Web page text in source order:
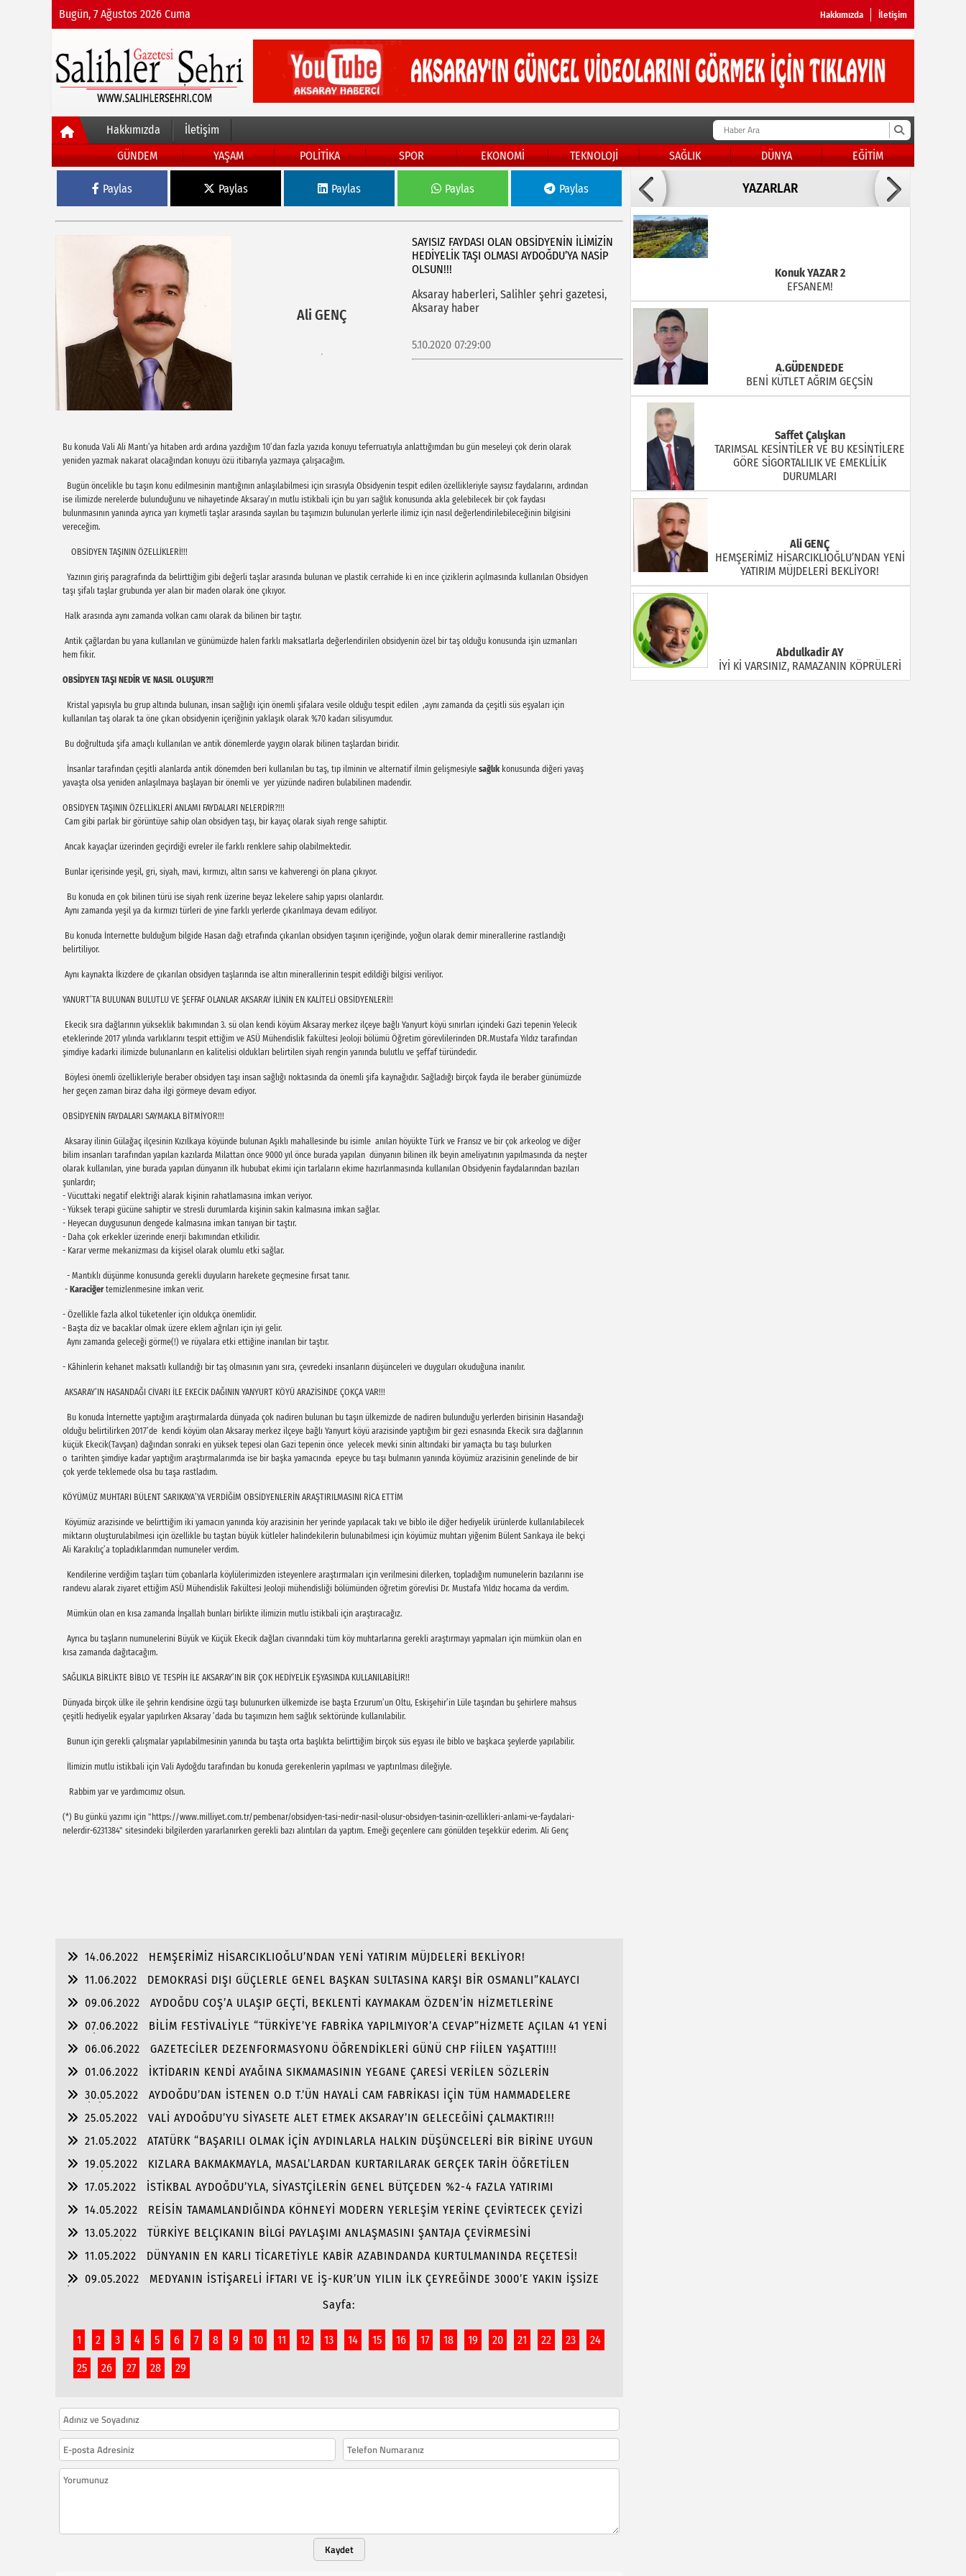
Bugün, 7 Ağustos 2026 Cuma Hakkımızda İletişim
Hakkımızda
İletişim
GÜNDEM
YAŞAM POLİTİKA SPOR EKONOMİ TEKNOLOJİ SAĞLIK DÜNYA EĞİTİM
Paylas Paylas Paylas Paylas Paylas
Ali GENÇ
SAYISIZ FAYDASI OLAN OBSİDYENİN İLİMİZİN
HEDİYELİK TAŞI OLMASI AYDOĞDU’YA NASİP
OLSUN!!!
Aksaray haberleri, Salihler şehri gazetesi,
Aksaray haber
5.10.2020 07:29:00
Bu konuda Vali Ali Mantı’ya hitaben ardı ardına yazdığım 10’dan fazla yazıda konuyu teferruatıyla anlattığımdan bu gün meseleyi çok derin olarak
yeniden yazmak nakarat olacağından konuyu özü itibarıyla yazmaya çalışacağım.
Bugün öncelikle bu taşın konu edilmesinin mantığının anlaşılabilmesi için sırasıyla Obsidyenin tespit edilen özellikleriyle sayısız faydalarını, ardından
ise ilimizde nerelerde bulunduğunu ve nihayetinde Aksaray’ın mutlu istikbali için bu yarı sağlık konusunda akla gelebilecek bir çok faydası
bulunmasının yanında ayrıca yarı kıymetli taşlar arasında sayılan bu taşımızın bulunulan yerlerle ilimiz için nasıl değerlendirilebileceğinin bilgisini
vereceğim.
OBSİDYEN TAŞININ ÖZELLİKLERİ!!!
Yazının giriş paragrafında da belirttiğim gibi değerli taşlar arasında bulunan ve plastik cerrahide ki en ince çiziklerin açılmasında kullanılan Obsidyen
taşı şifalı taşlar grubunda yer alan bir maden olarak öne çıkıyor.
Halk arasında aynı zamanda volkan camı olarak da bilinen bir taştır.
Antik çağlardan bu yana kullanılan ve günümüzde halen farklı maksatlarla değerlendirilen obsidyenin özel bir taş olduğu konusunda işin uzmanları
hem fikir.
OBSİDYEN TAŞI NEDİR VE NASIL OLUŞUR?!!
Kristal yapısıyla bu grup altında bulunan, insan sağlığı için önemli şifalara vesile olduğu tespit edilen ,aynı zamanda da çeşitli süs eşyaları için
kullanılan taş olarak ta öne çıkan obsidyenin içeriğinin yaklaşık olarak %70 kadarı silisyumdur.
Bu doğrultuda şifa amaçlı kullanılan ve antik dönemlerde yaygın olarak bilinen taşlardan biridir.
İnsanlar tarafından çeşitli alanlarda antik dönemden beri kullanılan bu taş, tıp ilminin ve alternatif ilmin gelişmesiyle sağlık konusunda diğeri yavaş
yavaşta olsa yeniden anlaşılmaya başlayan bir önemli ve yer yüzünde nadiren bulabilinen madendir.
OBSİDYEN TAŞININ ÖZELLİKLERİ ANLAMI FAYDALARI NELERDİR?!!!
Cam gibi parlak bir görüntüye sahip olan obsidyen taşı, bir kayaç olarak siyah renge sahiptir.
Ancak kayaçlar üzerinden geçirdiği evreler ile farklı renklere sahip olabilmektedir.
Bunlar içerisinde yeşil, gri, siyah, mavi, kırmızı, altın sarısı ve kahverengi ön plana çıkıyor.
Bu konuda en çok bilinen türü ise siyah renk üzerine beyaz lekelere sahip yapısı olanlardır.
Aynı zamanda yeşil ya da kırmızı türleri de yine farklı yerlerde çıkarılmaya devam ediliyor.
Bu konuda İnternette bulduğum bilgide Hasan dağı etrafında çıkarılan obsidyen taşının içeriğinde, yoğun olarak demir minerallerine rastlandığı
belirtiliyor.
Aynı kaynakta İkizdere de çıkarılan obsidyen taşlarında ise altın minerallerinin tespit edildiği bilgisi veriliyor.
YANURT’TA BULUNAN BULUTLU VE ŞEFFAF OLANLAR AKSARAY İLİNİN EN KALİTELİ OBSİDYENLERİ!!
Ekecik sıra dağlarının yükseklik bakımından 3. sü olan kendi köyüm Aksaray merkez ilçeye bağlı Yanyurt köyü sınırları içindeki Gazi tepenin Yelecik
eteklerinde 2017 yılında varlıklarını tespit ettiğim ve ASÜ Mühendislik fakültesi Jeoloji bölümü Öğretim görevlilerinden DR.Mustafa Yıldız tarafından
şimdiye kadarki ilimizde bulunanların en kalitelisi oldukları belirtilen siyah rengin yanında bulutlu ve şeffaf türündedir.
Böylesi önemli özellikleriyle beraber obsidyen taşı insan sağlığı noktasında da önemli şifa kaynağıdır. Sağladığı birçok fayda ile beraber günümüzde
her geçen zaman biraz daha ilgi görmeye devam ediyor.
OBSİDYENİN FAYDALARI SAYMAKLA BİTMİYOR!!!
Aksaray ilinin Gülağaç ilçesinin Kızılkaya köyünde bulunan Aşıklı mahallesinde bu isimle anılan höyükte Türk ve Fransız ve bir çok arkeolog ve diğer
bilim insanları tarafından yapılan kazılarda Milattan önce 9000 yıl önce burada yapılan dünyanın bilinen ilk beyin ameliyatının yapılmasında da neşter
olarak kullanılan, yine burada yapılan dünyanın ilk hububat ekimi için tarlaların ekime hazırlanmasında kullanılan Obsidyenin faydalarından bazıları
şunlardır;
- Vücuttaki negatif elektriği alarak kişinin rahatlamasına imkan veriyor.
- Yüksek terapi gücüne sahiptir ve stresli durumlarda kişinin sakin kalmasına imkan sağlar.
- Heyecan duygusunun dengede kalmasına imkan tanıyan bir taştır.
- Daha çok erkekler üzerinde enerji bakımından etkilidir.
- Karar verme mekanizması da kişisel olarak olumlu etki sağlar.
- Mantıklı düşünme konusunda gerekli duyuların harekete geçmesine fırsat tanır.
- Karaciğertemizlenmesine imkan verir.
- Özellikle fazla alkol tüketenler için oldukça önemlidir.
- Başta diz ve bacaklar olmak üzere eklem ağrıları için iyi gelir.
Aynı zamanda geleceği görme(!) ve rüyalara etki ettiğine inanılan bir taştır.
- Kâhinlerin kehanet maksatlı kullandığı bir taş olmasının yanı sıra, çevredeki insanların düşünceleri ve duyguları okuduğuna inanılır.
AKSARAY’IN HASANDAĞI CİVARI İLE EKECİK DAĞININ YANYURT KÖYÜ ARAZİSİNDE ÇOKÇA VAR!!!
Bu konuda İnternette yaptığım araştırmalarda dünyada çok nadiren bulunan bu taşın ülkemizde de nadiren bulunduğu yerlerden birisinin Hasandağı
olduğu belirtilirken 2017’de kendi köyüm olan Aksaray merkez ilçeye bağlı Yanyurt köyü arazisinde yaptığım bir gezi esnasında Ekecik sıra dağlarının
küçük Ekecik(Tavşan) dağından sonraki en yüksek tepesi olan Gazi tepenin önce yelecek mevki sinin altındaki bir yamaçta bu taşı bulurken
o tarihten şimdiye kadar yaptığım araştırmalarımda ise bir başka yamacında epeyce bu taşı bulmanın yanında köyümüz arazisinin genelinde de bir
çok yerde teklemede olsa bu taşa rastladım.
KÖYÜMÜZ MUHTARI BÜLENT SARIKAYA’YA VERDİĞİM OBSİDYENLERİN ARAŞTIRILMASINI RİCA ETTİM
Köyümüz arazisinde ve belirttiğim iki yamacın yanında köy arazisinin her yerinde yapılacak takı ve biblo ile diğer hediyelik ürünlerde kullanılabilecek
miktarın oluşturulabilmesi için özellikle bu taştan büyük kütleler halindekilerin bulunabilmesi için köyümüz muhtarı yiğenim Bülent Sarıkaya ile bekçi
Ali Karakılıç’a topladıklarımdan numuneler verdim.
Kendilerine verdiğim taşları tüm çobanlarla köylülerimizden isteyenlere araştırmaları için verilmesini dilerken, topladığım numunelerin bazılarını ise
randevu alarak ziyaret ettiğim ASÜ Mühendislik Fakültesi Jeoloji mühendisliği bölümünden öğretim görevlisi Dr. Mustafa Yıldız hocama da verdim.
Mümkün olan en kısa zamanda İnşallah bunları birlikte ilimizin mutlu istikbali için araştıracağız.
Ayrıca bu taşların numunelerini Büyük ve Küçük Ekecik dağları civarındaki tüm köy muhtarlarına gerekli araştırmayı yapmaları için mümkün olan en
kısa zamanda dağıtacağım.
SAĞLIKLA BİRLİKTE BİBLO VE TESPİH İLE AKSARAY’IN BİR ÇOK HEDİYELİK EŞYASINDA KULLANILABİLİR!!
Dünyada birçok ülke ile şehrin kendisine özgü taşı bulunurken ülkemizde ise başta Erzurum’un Oltu, Eskişehir’in Lüle taşından bu şehirlere mahsus
çeşitli hediyelik eşyalar yapılırken Aksaray ’dada bu taşımızın hem sağlık sektöründe kullanılabilir.
Bunun için gerekli çalışmalar yapılabilmesinin yanında bu taşta orta başlıkta belirttiğim birçok süs eşyası ile biblo ve başkaca şeylerde yapılabilir.
İlimizin mutlu istikbali için Vali Aydoğdu tarafından bu konuda gerekenlerin yapılması ve yaptırılması dileğiyle.
Rabbim yar ve yardımcımız olsun.
(*) Bu günkü yazımı için "https://www.milliyet.com.tr/pembenar/obsidyen-tasi-nedir-nasil-olusur-obsidyen-tasinin-ozellikleri-anlami-ve-faydalari-
nelerdir-6231384" sitesindeki bilgilerden yararlanırken gerekli bazı alıntıları da yaptım. Emeği geçenlere canı gönülden teşekkür ederim. Ali Genç
14.06.2022
HEMŞERİMİZ HİSARCIKLIOĞLU’NDAN YENİ YATIRIM MÜJDELERİ BEKLİYOR!
11.06.2022
DEMOKRASİ DIŞI GÜÇLERLE GENEL BAŞKAN SULTASINA KARŞI BİR OSMANLI”KALAYCI
09.06.2022
AYDOĞDU COŞ’A ULAŞIP GEÇTİ, BEKLENTİ KAYMAKAM ÖZDEN’İN HİZMETLERİNE
07.06.2022
BİLİM FESTİVALİYLE “TÜRKİYE’YE FABRİKA YAPILMIYOR’A CEVAP”HİZMETE AÇILAN 41 YENİ
06.06.2022
GAZETECİLER DEZENFORMASYONU ÖĞRENDİKLERİ GÜNÜ CHP FİİLEN YAŞATTI!!!
01.06.2022
İKTİDARIN KENDİ AYAĞINA SIKMAMASININ YEGANE ÇARESİ VERİLEN SÖZLERİN
30.05.2022
AYDOĞDU’DAN İSTENEN O.D T.’ÜN HAYALİ CAM FABRİKASI İÇİN TÜM HAMMADELERE
25.05.2022
VALİ AYDOĞDU’YU SİYASETE ALET ETMEK AKSARAY’IN GELECEĞİNİ ÇALMAKTIR!!!
21.05.2022
ATATÜRK “BAŞARILI OLMAK İÇİN AYDINLARLA HALKIN DÜŞÜNCELERİ BİR BİRİNE UYGUN
19.05.2022
KIZLARA BAKMAKMAYLA, MASAL’LARDAN KURTARILARAK GERÇEK TARİH ÖĞRETİLEN
17.05.2022
İSTİKBAL AYDOĞDU’YLA, SİYASTÇİLERİN GENEL BÜTÇEDEN %2-4 FAZLA YATIRIMI
14.05.2022
REİSİN TAMAMLANDIĞINDA KÖHNEYİ MODERN YERLEŞİM YERİNE ÇEVİRTECEK ÇEYİZİ
13.05.2022
TÜRKİYE BELÇIKANIN BİLGİ PAYLAŞIMI ANLAŞMASINI ŞANTAJA ÇEVİRMESİNİ
11.05.2022
DÜNYANIN EN KARLI TİCARETİYLE KABİR AZABINDANDA KURTULMANINDA REÇETESİ!
09.05.2022
MEDYANIN İSTİŞARELİ İFTARI VE İŞ-KUR’UN YILIN İLK ÇEYREĞİNDE 3000’E YAKIN İŞSİZE
Sayfa:
1 2 3 4 5 6 7 8 9 10 11 12 13 14 15 16 17 18 19 20 21 22 23 24
25 26 27 28 29
Kaydet
YAZARLAR
KADER DİYEMEZSİN SEN KENDİN ETTİN
Konuk YAZAR 2
EFSANEM!
A.GÜDENDEDE
BENİ KÜTLET AĞRIM GEÇSİN
Saffet Çalışkan
TARIMSAL KESİNTİLER VE BU KESİNTİLERE
GÖRE SİGORTALILIK VE EMEKLİLİK
DURUMLARI
Ali GENÇ
HEMŞERİMİZ HİSARCIKLIOĞLU’NDAN YENİ
YATIRIM MÜJDELERİ BEKLİYOR!
Abdulkadir AY
İYİ Kİ VARSINIZ, RAMAZANIN KÖPRÜLERİ